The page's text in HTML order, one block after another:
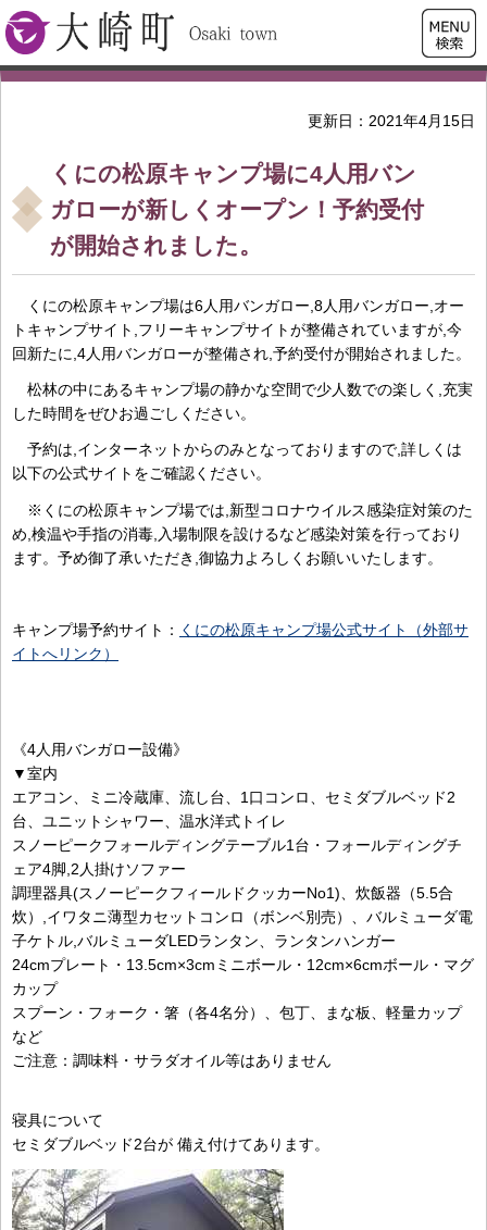
大崎町
検索・
共通メ
ニュー
更新日：2021年4月15日
くにの松原キャンプ場に4人用バン
ガローが新しくオープン！予約受付
が開始されました。
くにの松原キャンプ場は6人用バンガロー,8人用バンガロー,オー
トキャンプサイト,フリーキャンプサイトが整備されていますが,今
回新たに,4人用バンガローが整備され,予約受付が開始されました。
松林の中にあるキャンプ場の静かな空間で少人数での楽しく,充実
した時間をぜひお過ごしください。
予約は,インターネットからのみとなっておりますので,詳しくは
以下の公式サイトをご確認ください。
※くにの松原キャンプ場では,新型コロナウイルス感染症対策のた
め,検温や手指の消毒,入場制限を設けるなど感染対策を行っており
ます。予め御了承いただき,御協力よろしくお願いいたします。
キャンプ場予約サイト： くにの松原キャンプ場公式サイト（外部サ
イトへリンク）
《4人用バンガロー設備》
▼室内
エアコン、ミニ冷蔵庫、流し台、1口コンロ、セミダブルベッド2
台、ユニットシャワー、温水洋式トイレ
スノーピークフォールディングテーブル1台・フォールディングチ
ェア4脚,2人掛けソファー
調理器具(スノーピークフィールドクッカーNo1)、炊飯器（5.5合
炊）,イワタニ薄型カセットコンロ（ボンベ別売）、バルミューダ電
子ケトル,バルミューダLEDランタン、ランタンハンガー
24cmプレート・13.5cm×3cmミニボール・12cm×6cmボール・マグ
カップ
スプーン・フォーク・箸（各4名分）、包丁、まな板、軽量カップ
など
ご注意：調味料・サラダオイル等はありません
寝具について
セミダブルベッド2台が 備え付けてあります。